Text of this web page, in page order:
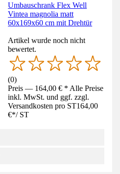
Umbauschrank Flex Well
Vintea magnolia matt
60x169x60 cm mit Drehtür
Artikel wurde noch nicht
bewertet.
(0)
Preis — 164,00 € * Alle Preise
inkl. MwSt. und ggf. zzgl.
Versandkosten pro ST164,00
€*/ ST